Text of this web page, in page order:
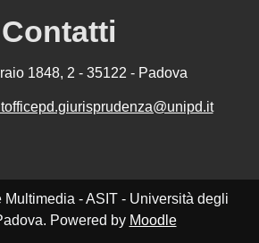
Contatti
1848, 2 - 35122 - Padova
Multimedia - ASIT - Università degli
Powered by Moodle